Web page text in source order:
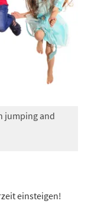
jumping and
einsteigen!